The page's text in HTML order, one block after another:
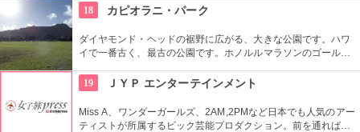
ァーたちが集まります。夕日が絶景なことでも知られていま
す。
18 カピオラニ・パーク
ダイヤモンド・ヘッドの裾野に広がる、大きな公園です。ハワ
イで一番古く、最古の公園です。ホノルルマラソンのゴール地
て、クイーン・カピオラニの名前が冠せられました。
19 ＪＹＰ エンターテインメント
Miss A、ワンダーガールズ、2AM,2PMなど日本でも人気のアー
ティストが所属するビック芸能プロダクション。前を通れば、